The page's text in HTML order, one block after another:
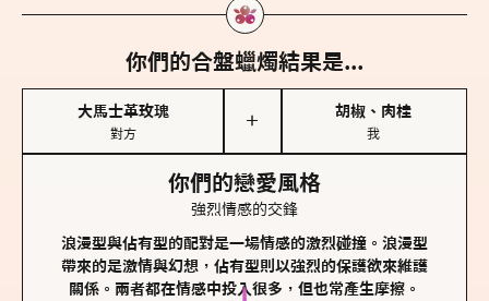
你們的合盤蠟燭結果是...
大馬士革玫瑰
對方
＋
胡椒、肉桂
我
你們的戀愛風格
強烈情感的交鋒
浪漫型與佔有型的配對是一場情感的激烈碰撞。浪漫型
帶來的是激情與幻想，佔有型則以強烈的保護欲來維護
關係。兩者都在情感中投入很多，但也常產生摩擦。